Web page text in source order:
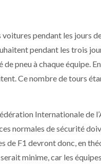
pendant les jours
pendant les trois
pneu à chaque équipe.
Ce nombre de tours
Internationale de
normales de sécurité
de F1 devront donc, en
minime, car les